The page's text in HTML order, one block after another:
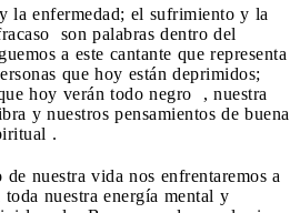
la enfermedad; el sufrimiento y la
son palabras dentro del
a este cantante que representa
que hoy están deprimidos;
hoy verán todo negro , nuestra
y nuestros pensamientos de buena
.
nuestra vida nos enfrentaremos a
nuestra energía mental y